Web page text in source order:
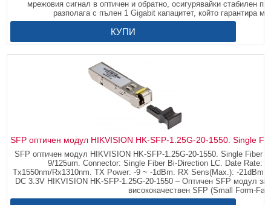
мрежовия сигнал в оптичен и обратно, осигурявайки стабилен
разполага с пълен 1 Gigabit капацитет, който гарантира
КУПИ
SFP оптичен модул HIKVISION HK-SFP-1.25G-20-1550. Single
SFP оптичен модул HIKVISION HK-SFP-1.25G-20-1550. Single Fiber
9/125um. Connector: Single Fiber Bi-Direction LC. Date Rate:
Tx1550nm/Rx1310nm. TX Power: -9 ~ -1dBm. RX Sens(Max.): -21dBm.
DC 3.3V HIKVISION HK-SFP-1.25G-20-1550 – Оптичен SFP модул
висококачествен SFP (Small Form-